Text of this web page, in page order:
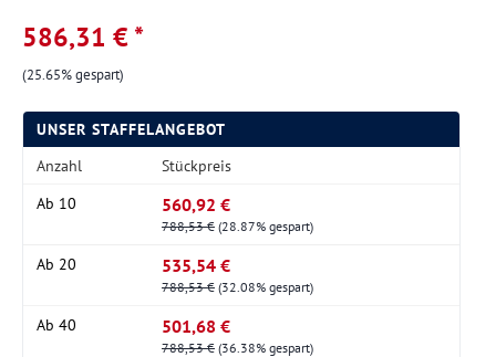
586,31 € *
(25.65% gespart)
UNSER STAFFELANGEBOT
Anzahl
Stückpreis
Ab 10 560,92 €
788,53 € (28.87% gespart)
Ab 20 535,54 €
788,53 € (32.08% gespart)
Ab 40 501,68 €
788,53 € (36.38% gespart)